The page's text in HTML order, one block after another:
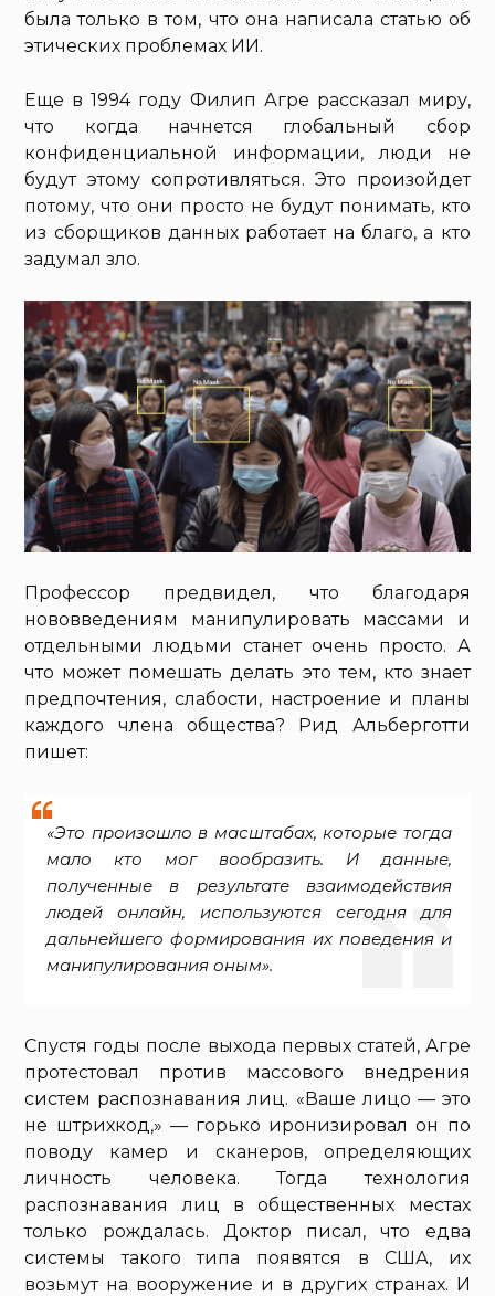
была только в том, что она написала статью об
этических проблемах ИИ.
Еще в 1994 году Филип Агре рассказал миру,
что когда начнется глобальный сбор
конфиденциальной информации, люди не
будут этому сопротивляться. Это произойдет
потому, что они просто не будут понимать, кто
из сборщиков данных работает на благо, а кто
задумал зло.
Профессор предвидел, что благодаря
нововведениям манипулировать массами и
отдельными людьми станет очень просто. А
что может помешать делать это тем, кто знает
предпочтения, слабости, настроение и планы
каждого члена общества? Рид Альберготти
пишет:
«Это произошло в масштабах, которые тогда
мало кто мог вообразить. И данные,
полученные в результате взаимодействия
людей онлайн, используются сегодня для
дальнейшего формирования их поведения и
манипулирования оным».
Спустя годы после выхода первых статей, Агре
протестовал против массового внедрения
систем распознавания лиц. «Ваше лицо — это
не штрихкод,» — горько иронизировал он по
поводу камер и сканеров, определяющих
личность человека. Тогда технология
распознавания лиц в общественных местах
только рождалась. Доктор писал, что едва
системы такого типа появятся в США, их
возьмут на вооружение и в других странах. И